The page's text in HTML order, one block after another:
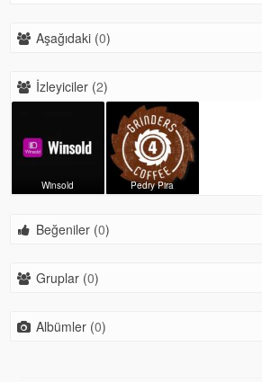
Aşağıdaki (0)
İzleyiciler (2)
Winsold Pedry Pira
Beğeniler (0)
Gruplar (0)
Albümler (0)